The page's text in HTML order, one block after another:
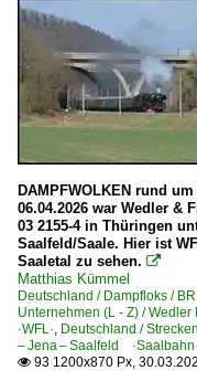
E-Loks |
6 101 BR 101
6 101 BR
6 120 BR
6 120 BR
6 145 BR
6 146 BR 146
6 147 BR
6 152 BR 152
6 152 BR 152
DAMPFWOLKEN rund
06.04.2026 war Wedler &
03 2155-4 in Thüringen
Saalfeld/Saale. Hier ist
Saaletal zu sehen. 
Matthias Kümmel
Deutschland / Dampfloks /
Unternehmen (L - Z) /
·WFL·, Deutschland /
– Jena – Saalfeld ·Saalbahn·
 93 1200x870 Px,